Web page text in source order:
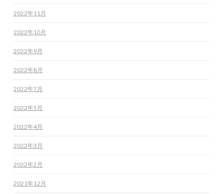
2022年11月
2022年10月
2022年9月
2022年8月
2022年7月
2022年5月
2022年4月
2022年3月
2022年2月
2021年12月